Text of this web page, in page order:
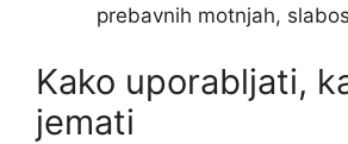
prebavnih motnjah,
Kako uporabljati,
jemati